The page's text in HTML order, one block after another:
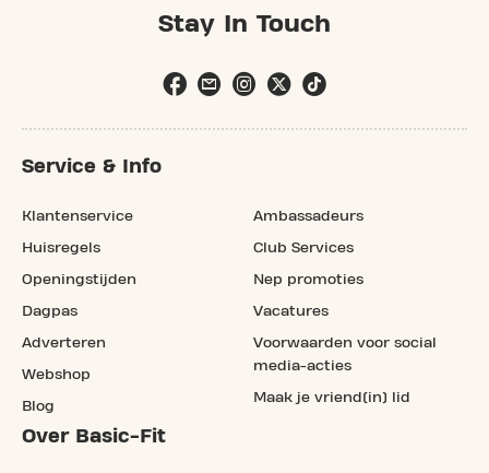
Stay In Touch
Service & Info
Klantenservice
Huisregels
Openingstijden
Dagpas
Adverteren
Webshop
Blog
Ambassadeurs
Club Services
Nep promoties
Vacatures
Voorwaarden voor social
media-acties
Maak je vriend(in) lid
Over Basic-Fit